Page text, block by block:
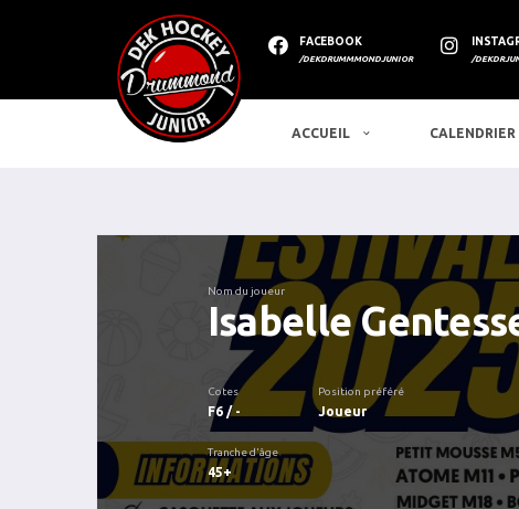
FACEBOOK
/DEKDRUMMMONDJUNIOR /
ACCUEIL CALENDRIER
Nom du joueur
Isabelle
Cotes
F6 / -
Position préféré
Joueur
Tranche d'âge
45+